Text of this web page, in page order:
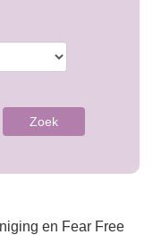
Zoek
en Fear Free